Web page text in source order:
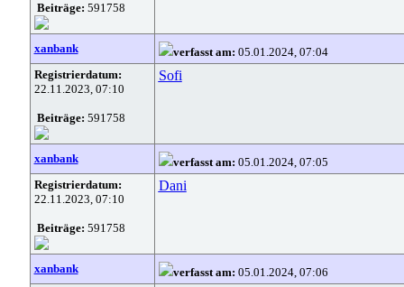
Beiträge: 591758
xanbank verfasst am: 05.01.2024, 07:04
Registrierdatum:
22.11.2023, 07:10
Beiträge: 591758
Sofi
xanbank verfasst am: 05.01.2024, 07:05
Registrierdatum:
22.11.2023, 07:10
Beiträge: 591758
Dani
xanbank verfasst am: 05.01.2024, 07:06